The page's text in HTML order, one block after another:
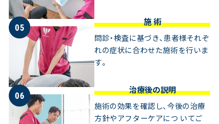
施 術
問診・検査に基づき、患者様それぞ
れの症状に合わせた施術を行いま
す。
治療後の説明
施術の効果を確認し、今後の治療
方針やアフターケアにつ いてご